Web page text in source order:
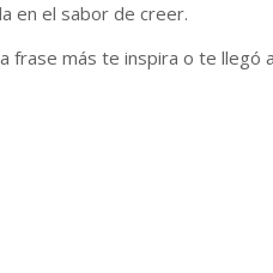
en el sabor de creer.
frase más te inspira o te llegó